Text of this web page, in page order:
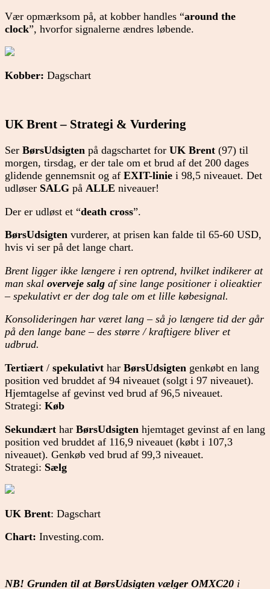
Vær opmærksom på, at kobber handles “around the
clock”, hvorfor signalerne ændres løbende.
Kobber: Dagschart
UK Brent – Strategi & Vurdering
Ser BørsUdsigten på dagschartet for UK Brent (97) til
morgen, tirsdag, er der tale om et brud af det 200 dages
glidende gennemsnit og af EXIT-linie i 98,5 niveauet. Det
udløser SALG på ALLE niveauer!
Der er udløst et “death cross”.
BørsUdsigten vurderer, at prisen kan falde til 65-60 USD,
hvis vi ser på det lange chart.
Brent ligger ikke længere i ren optrend, hvilket indikerer at
man skal overveje salg af sine lange positioner i olieaktier
– spekulativt er der dog tale om et lille købesignal.
Konsolideringen har været lang – så jo længere tid der går
på den lange bane – des større / kraftigere bliver et
udbrud.
Tertiært / spekulativt har BørsUdsigten genkøbt en lang
position ved bruddet af 94 niveauet (solgt i 97 niveauet).
Hjemtagelse af gevinst ved brud af 96,5 niveauet.
Strategi: Køb
Sekundært har BørsUdsigten hjemtaget gevinst af en lang
position ved bruddet af 116,9 niveauet (købt i 107,3
niveauet). Genkøb ved brud af 99,3 niveauet.
Strategi: Sælg
UK Brent: Dagschart
Chart: Investing.com.
NB! Grunden til at BørsUdsigten vælger OMXC20 i